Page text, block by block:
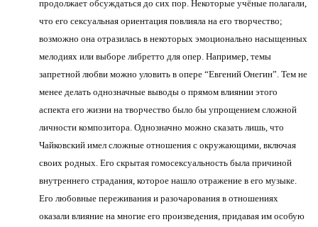
продолжает обсуждаться до сих пор. Некоторые учёные полагали,
что его сексуальная ориентация повлияла на его творчество;
возможно она отразилась в некоторых эмоционально насыщенных
мелодиях или выборе либретто для опер. Например, темы
запретной любви можно уловить в опере “Евгений Онегин”. Тем не
менее делать однозначные выводы о прямом влиянии этого
аспекта его жизни на творчество было бы упрощением сложной
личности композитора. Однозначно можно сказать лишь, что
Чайковский имел сложные отношения с окружающими, включая
своих родных. Его скрытая гомосексуальность была причиной
внутреннего страдания, которое нашло отражение в его музыке.
Его любовные переживания и разочарования в отношениях
оказали влияние на многие его произведения, придавая им особую